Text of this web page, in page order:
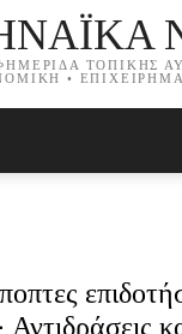
ΤΟΠΙΚΗΣ
•